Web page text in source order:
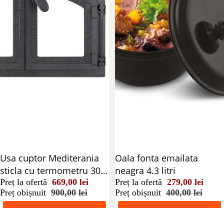
Reducere 26%
Usa cuptor Mediterania
sticla cu termometru 30
cm
Preț la ofertă 669,00 lei
Preț obișnuit 900,00 lei
Reducere 30%
Oala fonta emailata
neagra 4.3 litri
Preț la ofertă 279,00 lei
Preț obișnuit 400,00 lei